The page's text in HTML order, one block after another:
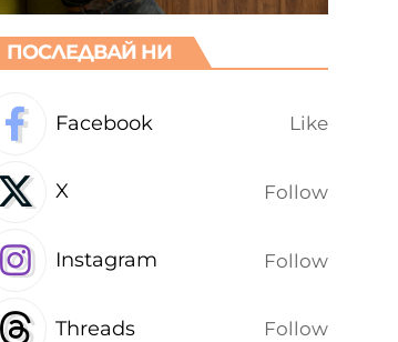
ПОСЛЕДВАЙ НИ
Facebook Like
X Follow
Instagram Follow
Threads Follow